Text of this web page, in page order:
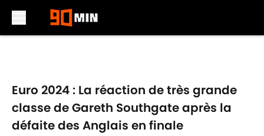
Euro 2024 : La réaction de très grande
classe de Gareth Southgate après la
défaite des Anglais en finale